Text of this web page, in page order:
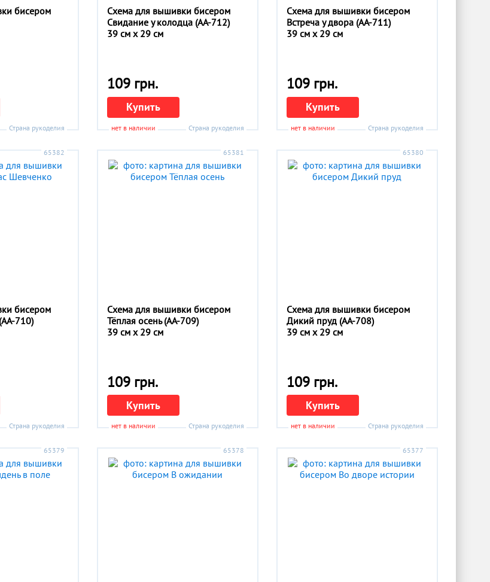
бисером
Страна рукоделия
Схема для вышивки бисером
Свидание у колодца (АА-712)
39 см x 29 см
109 грн.
Купить
нет в наличии Страна рукоделия
Схема для вышивки бисером
Встреча у двора (АА-711)
39 см x 29 см
109 грн.
Купить
нет в наличии Страна рукоделия
65382
бисером
710)
Страна рукоделия
65381
Схема для вышивки бисером
Тёплая осень (АА-709)
39 см x 29 см
109 грн.
Купить
нет в наличии Страна рукоделия
65380
Схема для вышивки бисером
Дикий пруд (АА-708)
39 см x 29 см
109 грн.
Купить
нет в наличии Страна рукоделия
65379 65378 65377